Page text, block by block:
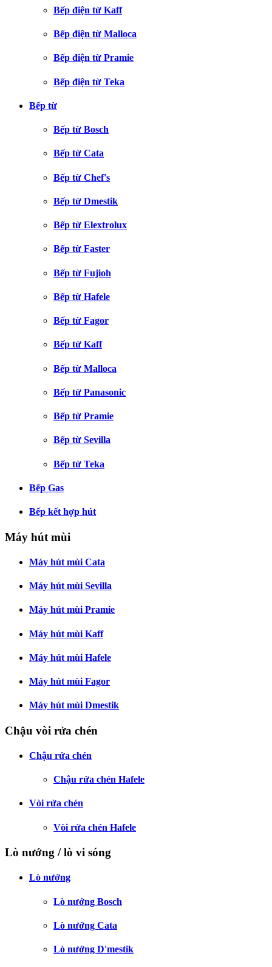
Bếp điện từ Kaff
Bếp điện từ Malloca
Bếp điện từ Pramie
Bếp điện từ Teka
Bếp từ
Bếp từ Bosch
Bếp từ Cata
Bếp từ Chef's
Bếp từ Dmestik
Bếp từ Elextrolux
Bếp từ Faster
Bếp từ Fujioh
Bếp từ Hafele
Bếp từ Fagor
Bếp từ Kaff
Bếp từ Malloca
Bếp từ Panasonic
Bếp từ Pramie
Bếp từ Sevilla
Bếp từ Teka
Bếp Gas
Bếp kết hợp hút
Máy hút mùi
Máy hút mùi Cata
Máy hút mùi Sevilla
Máy hút mùi Pramie
Máy hút mùi Kaff
Máy hút mùi Hafele
Máy hút mùi Fagor
Máy hút mùi Dmestik
Chậu vòi rửa chén
Chậu rửa chén
Chậu rửa chén Hafele
Vòi rửa chén
Vòi rửa chén Hafele
Lò nướng / lò vi sóng
Lò nướng
Lò nướng Bosch
Lò nướng Cata
Lò nướng D'mestik